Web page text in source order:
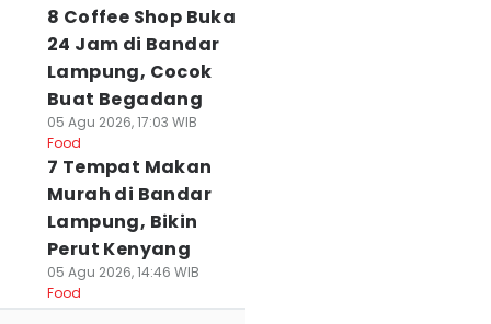
8 Coffee Shop Buka
24 Jam di Bandar
Lampung, Cocok
Buat Begadang
05 Agu 2026, 17:03 WIB
Food
7 Tempat Makan
Murah di Bandar
Lampung, Bikin
Perut Kenyang
05 Agu 2026, 14:46 WIB
Food